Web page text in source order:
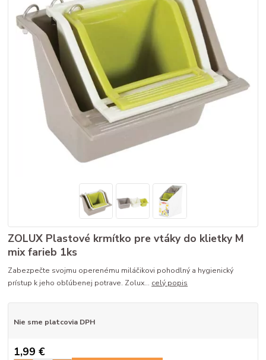
ZOLUX Plastové krmítko pre vtáky do klietky M
mix farieb 1ks
Zabezpečte svojmu operenému miláčikovi pohodlný a hygienický
prístup k jeho obľúbenej potrave. Zolux... celý popis
Nie sme platcovia DPH
1,99 €